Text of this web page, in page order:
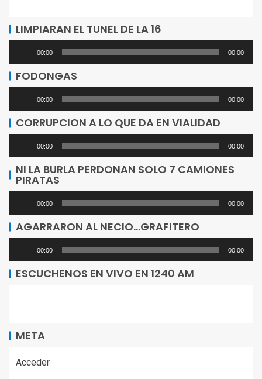
LIMPIARAN EL TUNEL DE LA 16
Reproductor
de
audio
00:00 00:00
FODONGAS
Reproductor
de
audio
00:00 00:00
CORRUPCION A LO QUE DA EN VIALIDAD
Reproductor
de
audio
00:00 00:00
NI LA BURLA PERDONAN SOLO 7 CAMIONES
PIRATAS
Reproductor
de
audio
00:00 00:00
AGARRARON AL NECIO…GRAFITERO
Reproductor
de
00:00 00:00
ESCUCHENOS EN VIVO EN 1240 AM
META
Acceder